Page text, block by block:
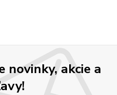
novinky, akcie a